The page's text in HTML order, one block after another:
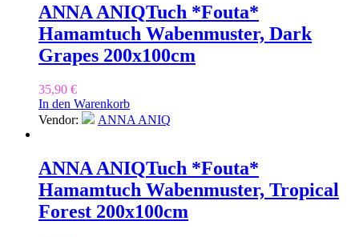
ANNA ANIQTuch *Fouta*
Hamamtuch Wabenmuster, Dark
Grapes 200x100cm
35,90 €
In den Warenkorb
Vendor:
ANNA ANIQ
ANNA ANIQTuch *Fouta*
Hamamtuch Wabenmuster, Tropical
Forest 200x100cm